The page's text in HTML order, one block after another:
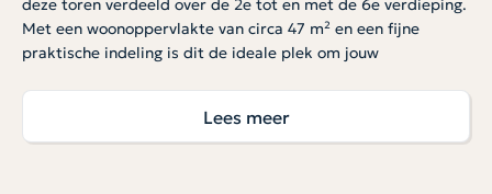
Met een woonoppervlakte van circa 47 m² en een fijne
praktische indeling is dit de ideale plek om jouw
perfect voor wie toe is aan een eigen plek, overzichtelijk en
Lees meer